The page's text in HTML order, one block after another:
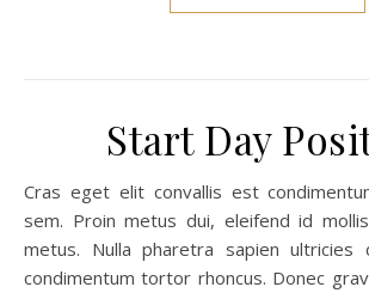
Start Day
Cras eget elit convallis est condimentum congue non id
sem. Proin metus dui, eleifend id
metus. Nulla pharetra sapien ultricies
condimentum tortor rhoncus. Donec